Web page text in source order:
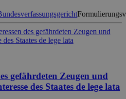
gefährdeten Zeugen und
des Staates de lege lata